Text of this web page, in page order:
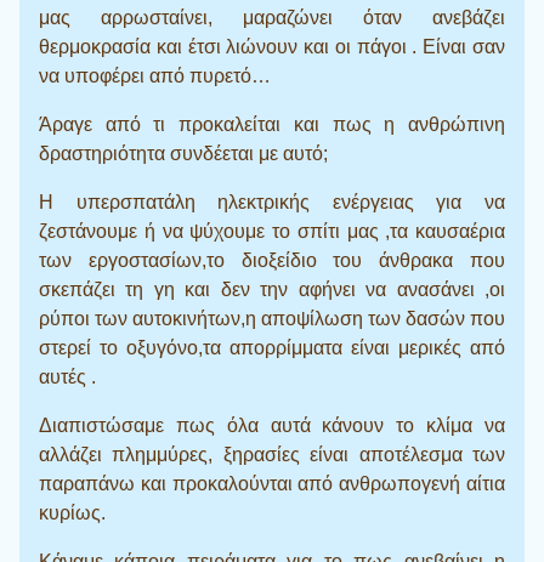
μας αρρωσταίνει, μαραζώνει όταν ανεβάζει
θερμοκρασία και έτσι λιώνουν και οι πάγοι . Είναι σαν
να υποφέρει από πυρετό…
Άραγε από τι προκαλείται και πως η ανθρώπινη
δραστηριότητα συνδέεται με αυτό;
Η υπερσπατάλη ηλεκτρικής ενέργειας για να
ζεστάνουμε ή να ψύχουμε το σπίτι μας ,τα καυσαέρια
των εργοστασίων,το διοξείδιο του άνθρακα που
σκεπάζει τη γη και δεν την αφήνει να ανασάνει ,οι
ρύποι των αυτοκινήτων,η αποψίλωση των δασών που
στερεί το οξυγόνο,τα απορρίμματα είναι μερικές από
αυτές .
Διαπιστώσαμε πως όλα αυτά κάνουν το κλίμα να
αλλάζει πλημμύρες, ξηρασίες είναι αποτέλεσμα των
παραπάνω και προκαλούνται από ανθρωπογενή αίτια
κυρίως.